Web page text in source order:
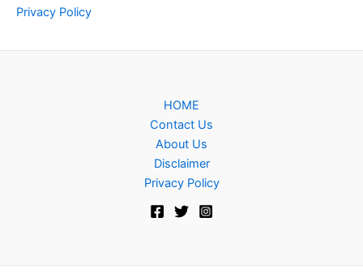
Privacy Policy
HOME
Contact Us
About Us
Disclaimer
Privacy Policy